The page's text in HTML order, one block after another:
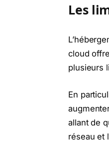
Les
cloud
plusieurs
En
allant de
réseau et